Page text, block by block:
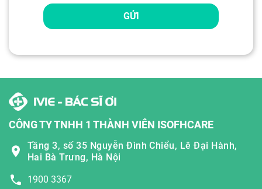
GỬI
CÔNG TY TNHH 1 THÀNH VIÊN ISOFHCARE
Tầng 3, số 35 Nguyễn Đình Chiểu, Lê Đại Hành,
Hai Bà Trưng, Hà Nội
1900 3367